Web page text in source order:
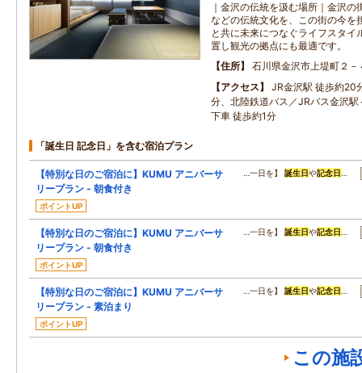
｜金沢の伝統を汲む場所｜金沢
などの伝統文化を、この街の今を
と共に未来につなぐライフスタイ
置し観光の拠点にも最適です。
住所
石川県金沢市上堤町２－
アクセス
JR金沢駅 徒歩約20
分、北陸鉄道バス／JRバス金沢
下車 徒歩約1分
「誕生日 記念日」を含む宿泊プラン
【特別な日のご宿泊に】KUMU アニバーサ
リープラン - 朝食付き
ポイントUP
…一日を】誕生日や記念日 …
【特別な日のご宿泊に】KUMU アニバーサ
リープラン - 朝食付き
ポイントUP
…一日を】誕生日や記念日 …
【特別な日のご宿泊に】KUMU アニバーサ
リープラン - 素泊まり
ポイントUP
…一日を】誕生日や記念日 …
この施